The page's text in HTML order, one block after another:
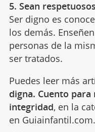
5. Sean
Ser digno es
los demás.
personas de la
ser tratados.
Puedes leer más
digna. Cuento
integridad, en la
en Guiainfantil.com.